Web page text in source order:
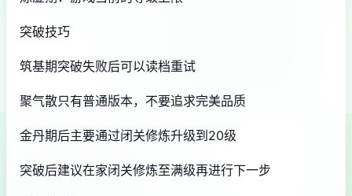
突破技巧
筑基期突破失败后可以读档重试
聚气散只有普通版本，不要追求完美品质
金丹期后主要通过闭关修炼升级到20级
突破后建议在家闭关修炼至满级再进行下一步